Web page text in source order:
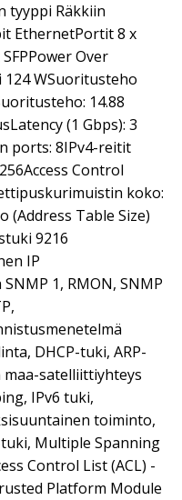
tyyppi Räkkiin
EthernetPortit 8 x
Over
124 WSuoritusteho
14.88
(1 Gbps): 3
ports: 8IPv4-reitit
Control
koko:
(Address Table Size)
9216
IP
1, RMON, SNMP
DHCP-tuki, ARP-
satelliittiyhteys
IPv6 tuki,
toiminto,
Multiple Spanning
Control List (ACL) -
Platform Module